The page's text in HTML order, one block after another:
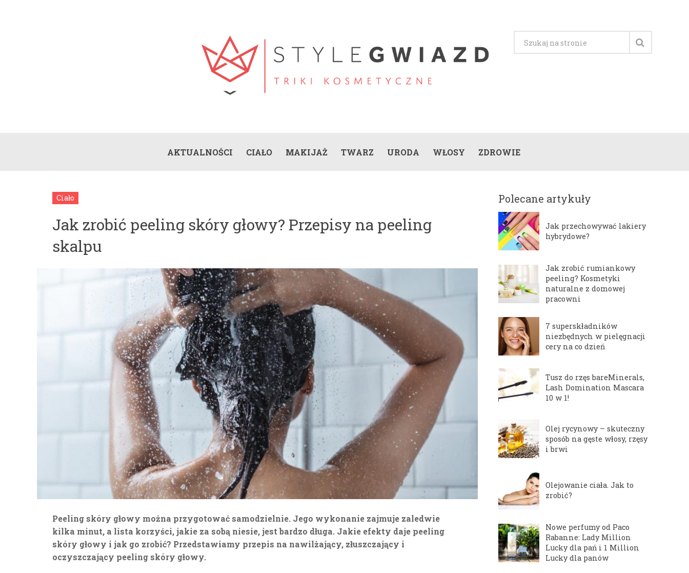
AKTUALNOŚCI CIAŁO MAKIJAŻ TWARZ URODA WŁOSY ZDROWIE
Ciało
Jak zrobić peeling skóry głowy? Przepisy na peeling
skalpu
Peeling skóry głowy można przygotować samodzielnie. Jego wykonanie zajmuje zaledwie
kilka minut, a lista korzyści, jakie za sobą niesie, jest bardzo długa. Jakie efekty daje peeling
skóry głowy i jak go zrobić? Przedstawiamy przepis na nawilżający, złuszczający i
oczyszczający peeling skóry głowy.
Polecane artykuły
Jak przechowywać lakiery
hybrydowe?
Jak zrobić rumiankowy
peeling? Kosmetyki
naturalne z domowej
pracowni
7 superskładników
niezbędnych w pielęgnacji
cery na co dzień
Tusz do rzęs bareMinerals,
Lash Domination Mascara
10 w 1!
Olej rycynowy – skuteczny
sposób na gęste włosy, rzęsy
i brwi
Olejowanie ciała. Jak to
zrobić?
Nowe perfumy od Paco
Rabanne: Lady Million
Lucky dla pań i 1 Million
Lucky dla panów